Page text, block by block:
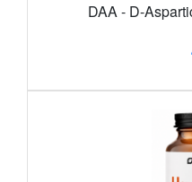
DAA - D-